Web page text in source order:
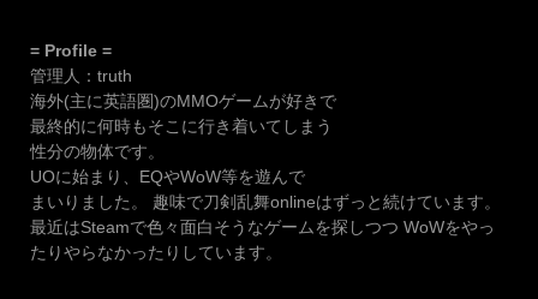
= Profile =
管理人：truth
海外(主に英語圏)のMMOゲームが好きで
最終的に何時もそこに行き着いてしまう
性分の物体です。
UOに始まり、EQやWoW等を遊んで
まいりました。 趣味で刀剣乱舞onlineはずっと続けています。
最近はSteamで色々面白そうなゲームを探しつつ WoWをやっ
たりやらなかったりしています。